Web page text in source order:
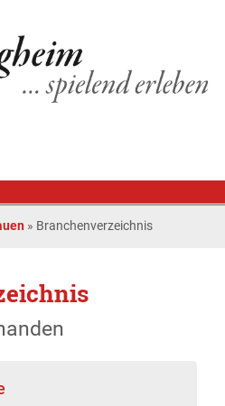
» Branchenverzeichnis